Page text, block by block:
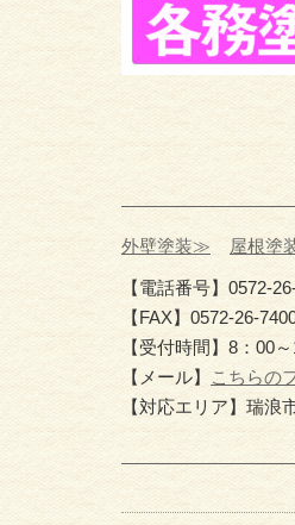
外壁塗装≫ 屋根塗
【電話番号】0572-
【FAX】0572-26-
【受付時間】8：00
【メール】 こちらの
【対応エリア】瑞